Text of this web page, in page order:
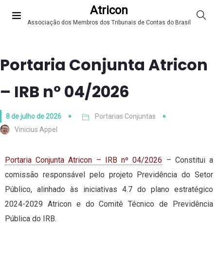
Atricon
Associação dos Membros dos Tribunais de Contas do Brasil
Portaria Conjunta Atricon
– IRB nº 04/2026
8 de julho de 2026
Portarias Conjuntas
Vinicius Appel
Portaria Conjunta Atricon – IRB nº 04/2026 – Constitui a
comissão responsável pelo projeto Previdência do Setor
Público, alinhado às iniciativas 4.7 do plano estratégico
2024-2029 Atricon e do Comitê Técnico de Previdência
Pública do IRB.